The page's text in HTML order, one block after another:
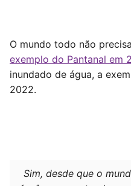
O mundo todo não
exemplo do Pantanal em
inundado de água, a
2022.
Sim, desde que o